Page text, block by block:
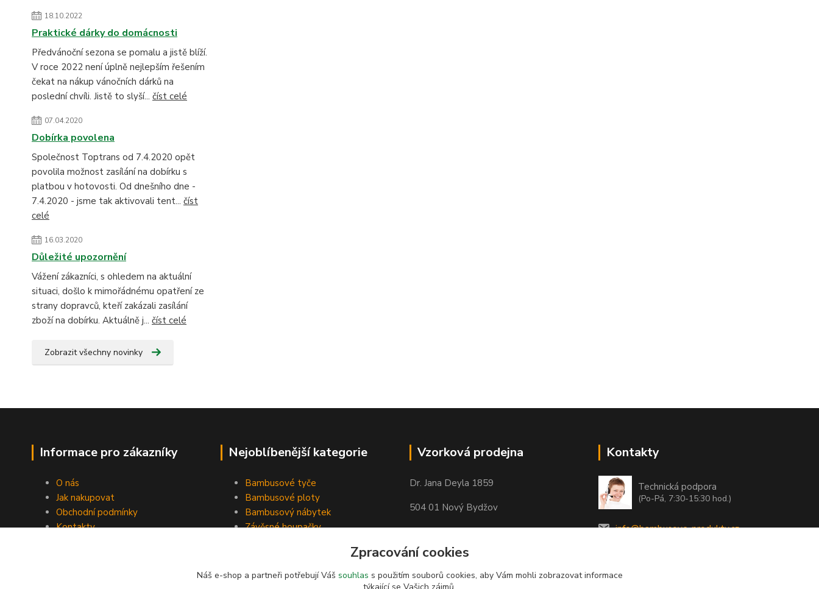
18.10.2022
Praktické dárky do domácnosti
Předvánoční sezona se pomalu a jistě blíží.
V roce 2022 není úplně nejlepším řešením
čekat na nákup vánočních dárků na
poslední chvíli. Jistě to slyší... číst celé
07.04.2020
Dobírka povolena
Společnost Toptrans od 7.4.2020 opět
povolila možnost zasílání na dobírku s
platbou v hotovosti. Od dnešního dne -
7.4.2020 - jsme tak aktivovali tent... číst
celé
16.03.2020
Důležité upozornění
Vážení zákazníci, s ohledem na aktuální
situaci, došlo k mimořádnému opatření ze
strany dopravců, kteří zakázali zasílání
zboží na dobírku. Aktuálně j... číst celé
Zobrazit všechny novinky
Informace pro zákazníky
O nás
Jak nakupovat
Obchodní podmínky
Kontakty
Nejoblíbenější kategorie
Bambusové tyče
Bambusové ploty
Bambusový nábytek
Závěsné houpačky
Vzorková prodejna
Dr. Jana Deyla 1859
504 01 Nový Bydžov
Otevírací doba:
Po - Pá 8:00 - 17:00
So - 8:00 - 17:00
Kontakty
Technická podpora
(Po-Pá, 7:30-15:30 hod.)
info@bambusove-produkty.cz
Zpracování cookies
Náš e-shop a partneři potřebují Váš souhlas s použitím souborů cookies, aby Vám mohli zobrazovat informace